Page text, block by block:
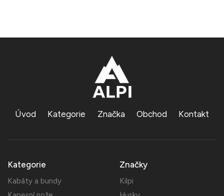
Úvod Kategorie Značka Obchod Kontakt
Kategorie
Kabáty a bundy
Značky
Kilpi